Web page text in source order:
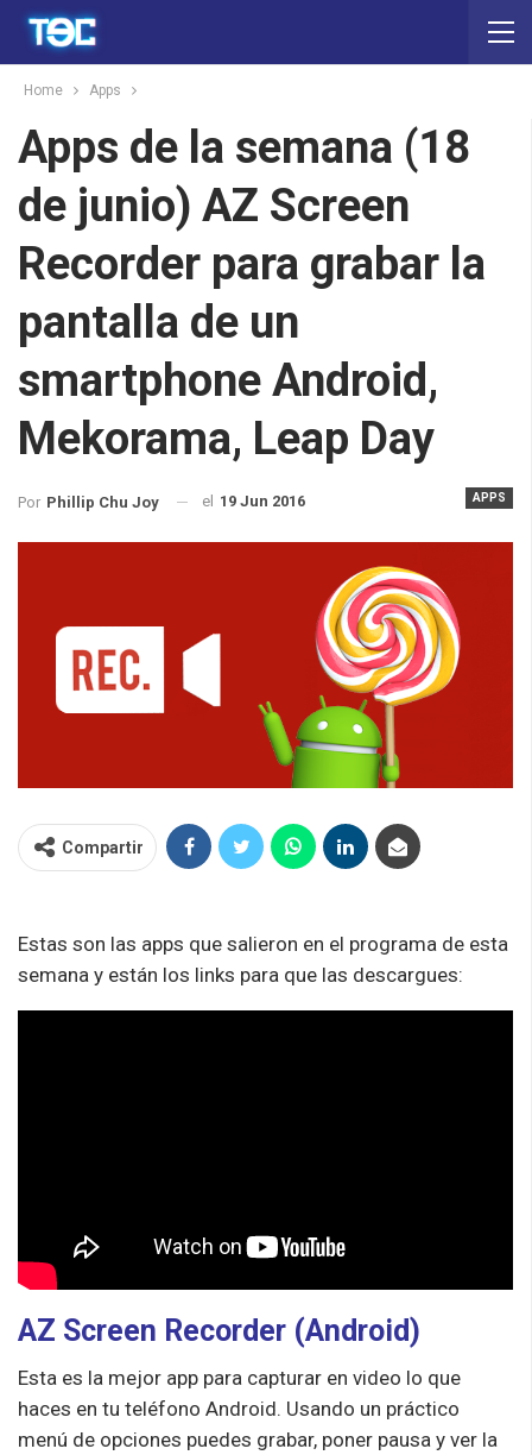
Home Apps
Apps de la semana (18
de junio) AZ Screen
Recorder para grabar la
pantalla de un
smartphone Android,
Mekorama, Leap Day
APPS
Por Phillip Chu Joy el 19 Jun 2016
Compartir
Estas son las apps que salieron en el programa de esta
semana y están los links para que las descargues:
AZ Screen Recorder (Android)
Esta es la mejor app para capturar en video lo que
haces en tu teléfono Android. Usando un práctico
menú de opciones puedes grabar, poner pausa y ver la